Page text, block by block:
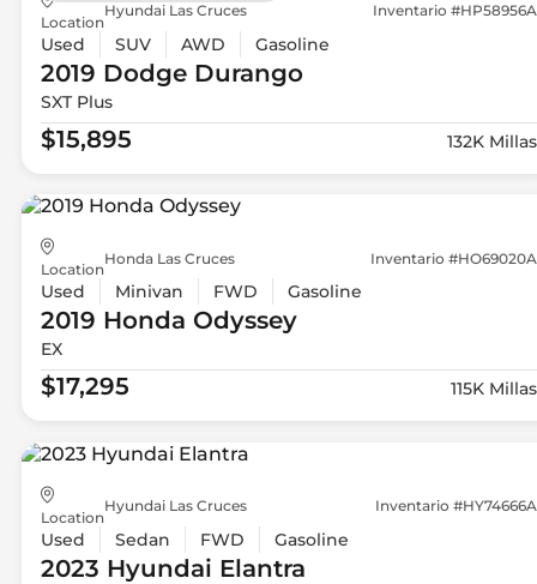
Location
Hyundai Las Cruces Inventario #HP58956A
Used SUV AWD Gasoline
2019 DodgeDurango
SXT Plus
$15,895 132K Millas
Location
Honda Las Cruces Inventario #HO69020A
Used Minivan FWD Gasoline
2019 Honda Odyssey
EX
$17,295 115K Millas
Location
Hyundai Las Cruces Inventario #HY74666A
Used Sedan FWD Gasoline
2023 Hyundai Elantra